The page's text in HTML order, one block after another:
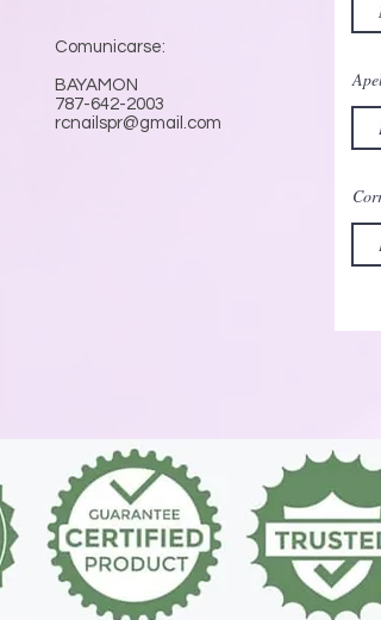
Comunicarse:
BAYAMON
787-642-2003
rcnailspr@gmail.com